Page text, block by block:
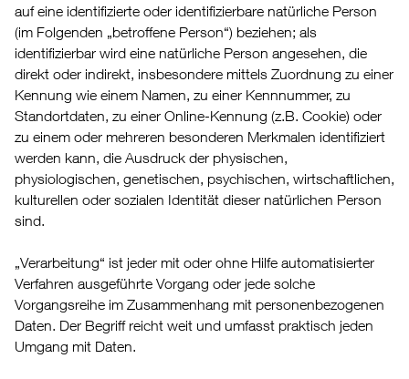
auf eine identifizierte oder identifizierbare natürliche Person
(im Folgenden „betroffene Person“) beziehen; als
identifizierbar wird eine natürliche Person angesehen, die
direkt oder indirekt, insbesondere mittels Zuordnung zu einer
Kennung wie einem Namen, zu einer Kennnummer, zu
Standortdaten, zu einer Online-Kennung (z.B. Cookie) oder
zu einem oder mehreren besonderen Merkmalen identifiziert
werden kann, die Ausdruck der physischen,
physiologischen, genetischen, psychischen, wirtschaftlichen,
kulturellen oder sozialen Identität dieser natürlichen Person
sind.
„Verarbeitung“ ist jeder mit oder ohne Hilfe automatisierter
Verfahren ausgeführte Vorgang oder jede solche
Vorgangsreihe im Zusammenhang mit personenbezogenen
Daten. Der Begriff reicht weit und umfasst praktisch jeden
Umgang mit Daten.